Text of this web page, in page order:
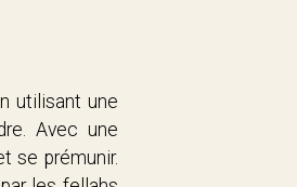
utilisant une
Avec une
se prémunir.